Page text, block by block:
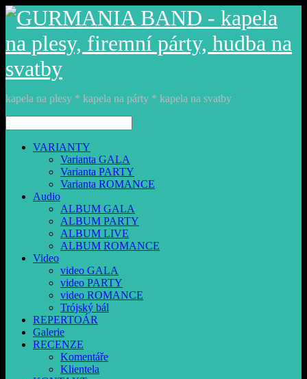
kapela na plesy * kapela na párty * kapela na svatby
VARIANTY
Varianta GALA
Varianta PARTY
Varianta ROMANCE
Audio
ALBUM GALA
ALBUM PARTY
ALBUM LIVE
ALBUM ROMANCE
Video
video GALA
video PARTY
video ROMANCE
Trójský bál
REPERTOÁR
Galerie
RECENZE
Komentáře
Klientela